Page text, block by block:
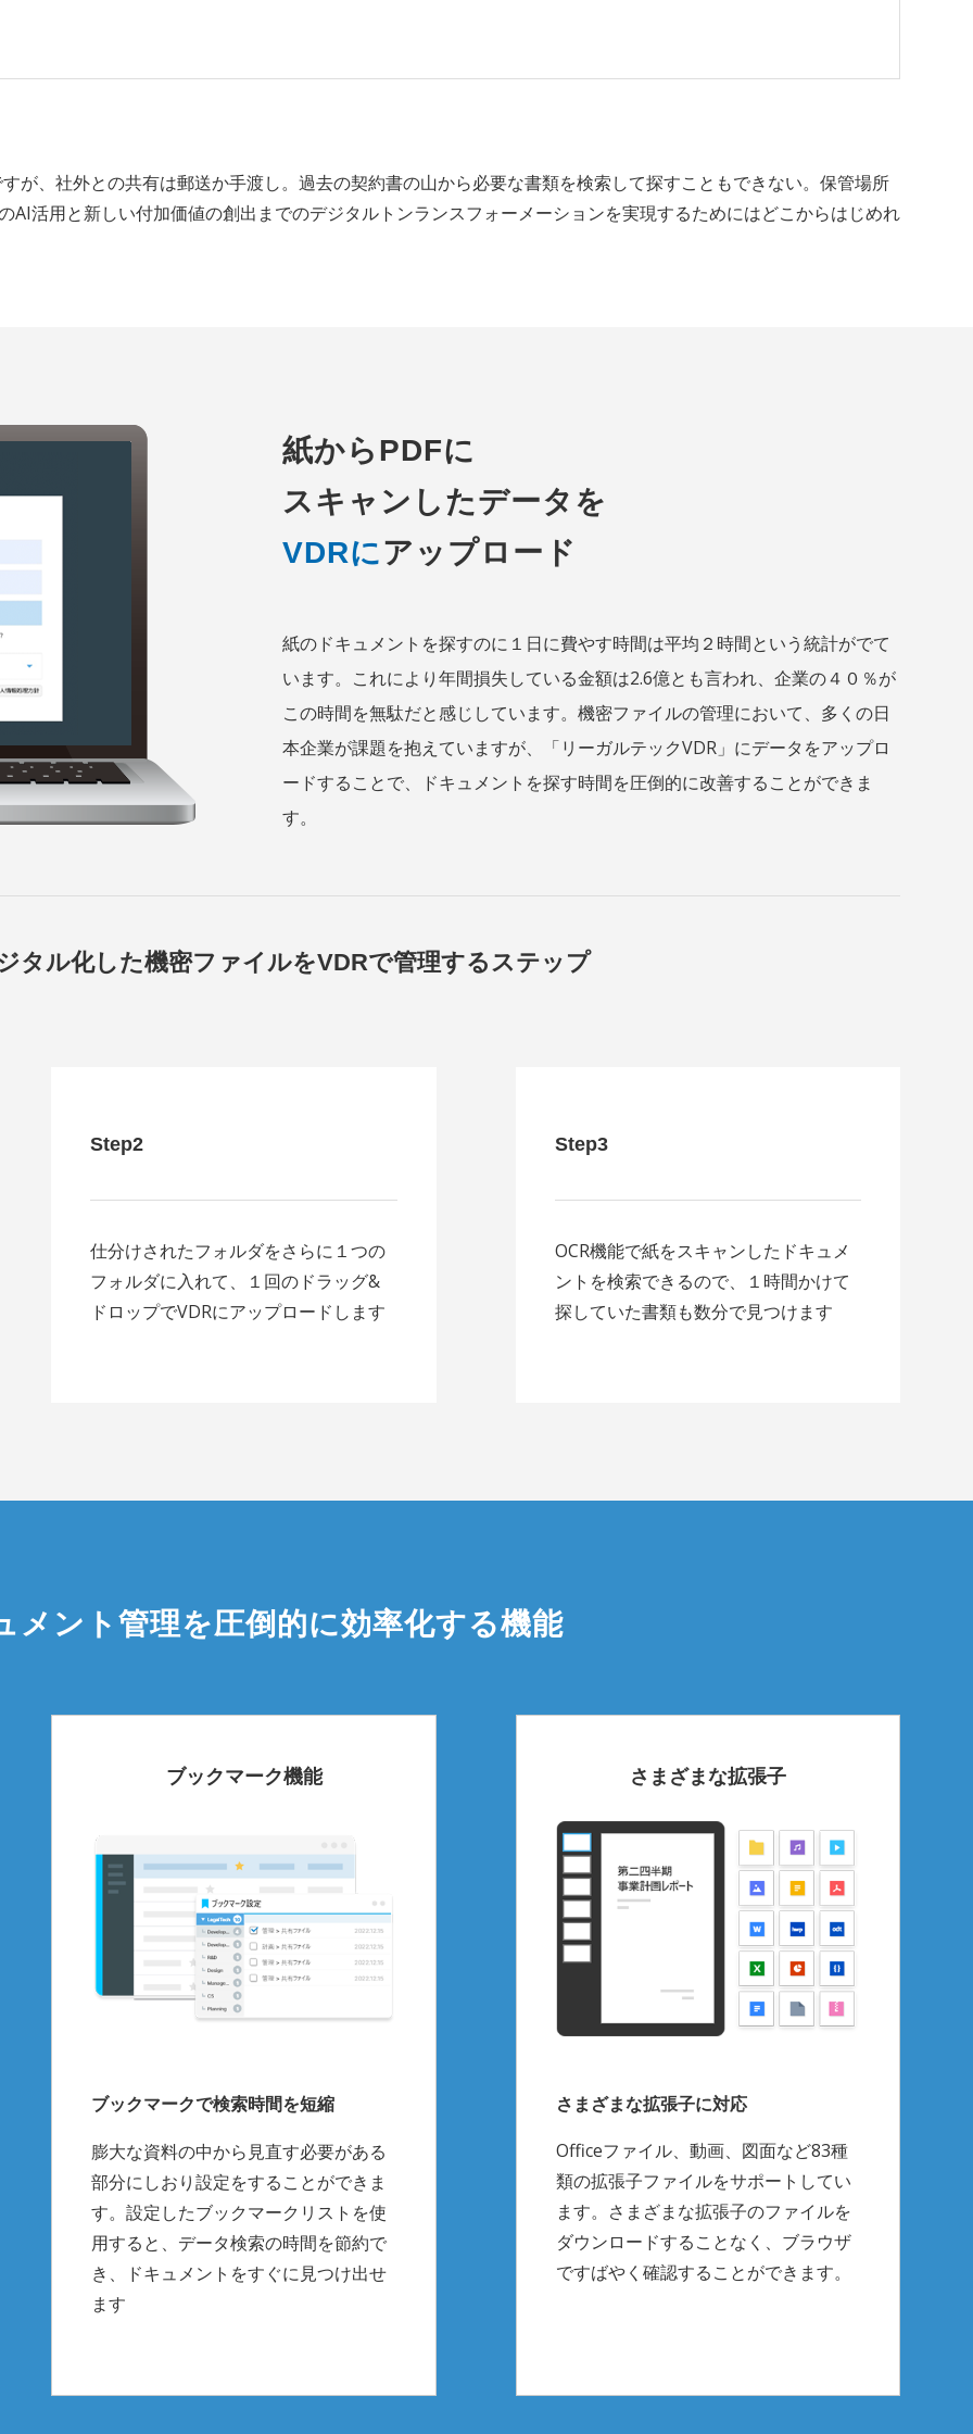
が、社外との共有は郵送か手渡し。過去の契約書の山から必要な書類を検索して探すこともできない。保管場所
活用と新しい付加価値の創出までのデジタルトンランスフォーメーションを実現するためにはどこからはじめれ
紙からPDFに
スキャンしたデータを
VDRにアップロード
紙のドキュメントを探すのに１日に費やす時間は平均２時間という統計がでて
います。これにより年間損失している金額は2.6億とも言われ、企業の４０％が
この時間を無駄だと感じしています。機密ファイルの管理において、多くの日
本企業が課題を抱えていますが、「リーガルテックVDR」にデータをアップロ
ードすることで、ドキュメントを探す時間を圧倒的に改善することができま
す。
タル化した機密ファイルをVDRで管理するステップ
Step2
仕分けされたフォルダをさらに１つの
フォルダに入れて、１回のドラッグ&
ドロップでVDRにアップロードします
Step3
OCR機能で紙をスキャンしたドキュメ
ントを検索できるので、１時間かけて
探していた書類も数分で見つけます
メント管理を圧倒的に効率化する機能
ブックマーク機能
ブックマークで検索時間を短縮
膨大な資料の中から見直す必要がある
部分にしおり設定をすることができま
す。設定したブックマークリストを使
用すると、データ検索の時間を節約で
き、ドキュメントをすぐに見つけ出せ
ます
さまざまな拡張子
さまざまな拡張子に対応
Officeファイル、動画、図面など83種
類の拡張子ファイルをサポートしてい
ます。さまざまな拡張子のファイルを
ダウンロードすることなく、ブラウザ
ですばやく確認することができます。